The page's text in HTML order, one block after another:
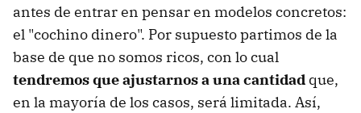
antes de entrar en pensar en modelos concretos:
el "cochino dinero". Por supuesto partimos de la
base de que no somos ricos, con lo cual
tendremos que ajustarnos a una cantidad que,
en la mayoría de los casos, será limitada. Así,